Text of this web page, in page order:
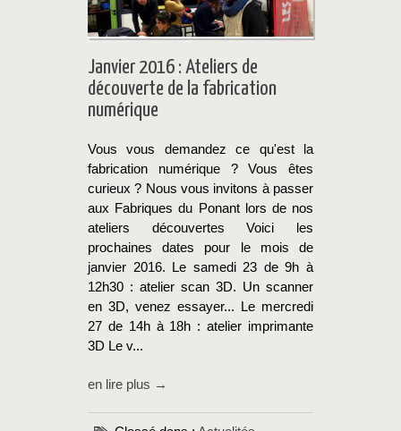
Janvier 2016 : Ateliers de
découverte de la fabrication
numérique
Vous vous demandez ce qu'est la
fabrication numérique ? Vous êtes
curieux ? Nous vous invitons à passer
aux Fabriques du Ponant lors de nos
ateliers découvertes Voici les
prochaines dates pour le mois de
janvier 2016. Le samedi 23 de 9h à
12h30 : atelier scan 3D. Un scanner
en 3D, venez essayer... Le mercredi
27 de 14h à 18h : atelier imprimante
3D Le v...
en lire plus →